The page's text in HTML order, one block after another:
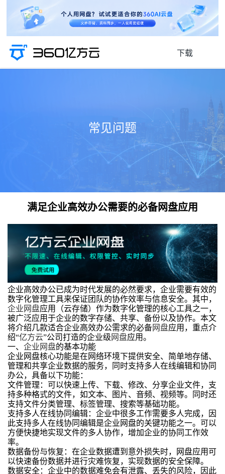
下载
常见问题
满足企业高效办公需要的必备网盘应用
企业高效办公已成为时代发展的必然要求，企业需要有效的
数字化管理工具来保证团队的协作效率与信息安全。其中，
企业网盘应用（云存储）作为数字化管理的核心工具之一，
被广泛应用于企业的数字存储、共享、备份以及协作。本文
将介绍几款适合企业高效办公需求的必备网盘应用，重点介
绍“亿方云”公司打造的企业级 网盘应用。
一、 企业网盘的基本功能
企业网盘核心功能是在网络环境下提供安全、简单地存储、
管理和共享企业数据的服务，同时支持多人在线编辑和协同
办公，具备以下功能：
文件管理：可以快速上传、下载、修改、分享企业文件，支
持多种格式的文件，如文本、图片、音频、视频等。同时还
支持文件分类管理、标签管理、搜索等基础功能。
支持多人在线协同编辑：企业中很多工作需要多人完成，因
此支持多人在线协同编辑是企业网盘的关键功能之一。可以
方便快捷地实现文件的多人协作，增加企业的协同工作效
率。
数据备份与恢复：在企业数据遭到意外损失时，网盘应用可
以快速备份数据并进行灾难恢复，实现数据的安全保障。
数据安全：企业中的数据难免会有泄露、丢失的风险，因此